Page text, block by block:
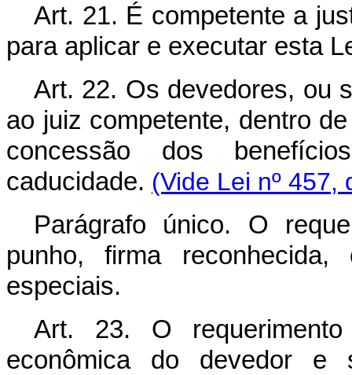
Art. 21. É competente a
para aplicar e executar esta
Art. 22. Os devedores, ou
ao juiz competente, dentro
concessão dos
caducidade. (Vide Lei nº 457,
Parágrafo único. O
punho, firma
especiais.
Art. 23. O
econômica do devedor e